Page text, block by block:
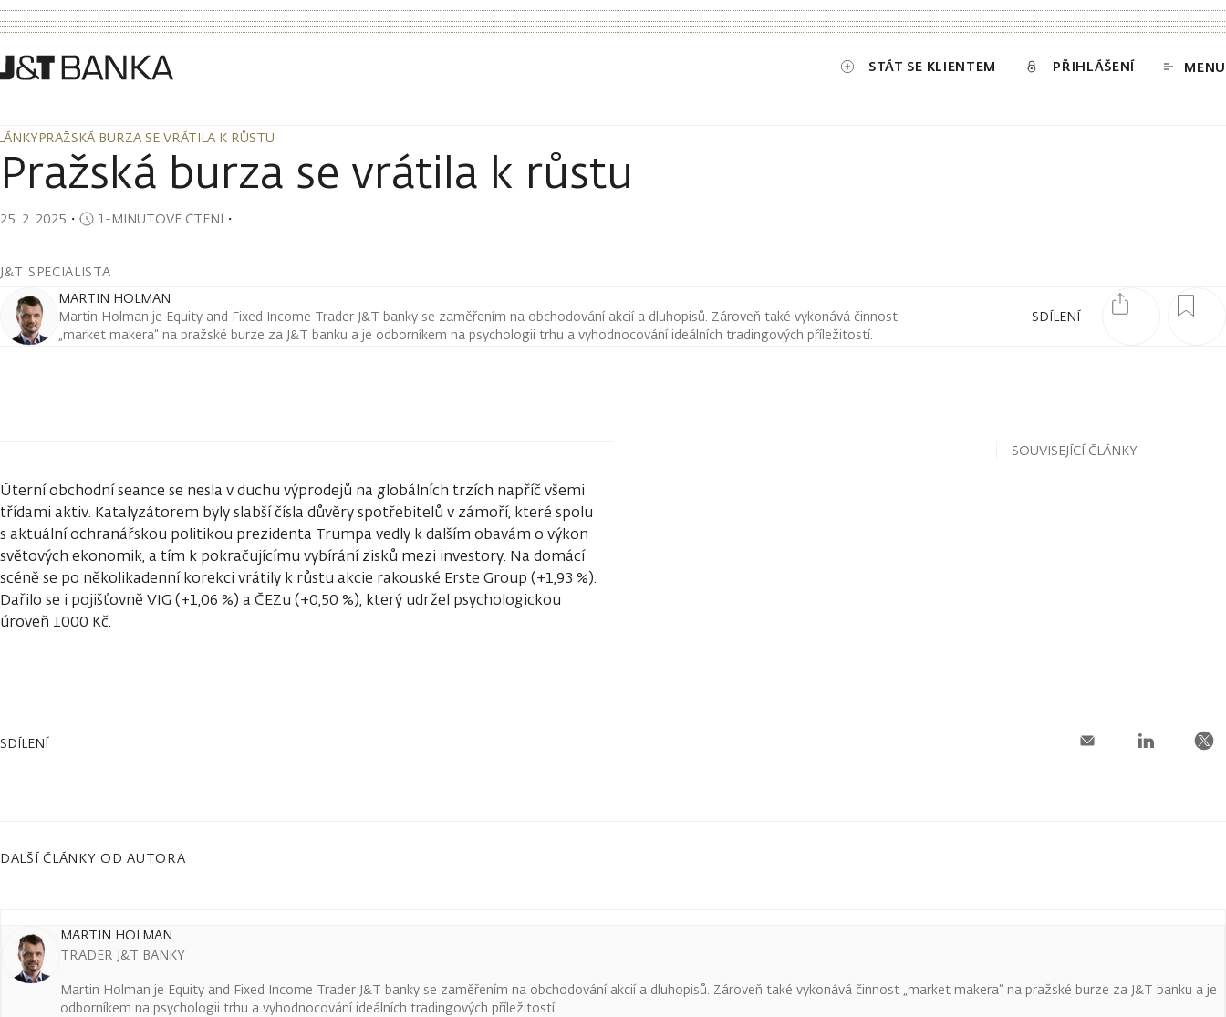
STÁT SE KLIENTEM PŘIHLÁŠENÍ MENU
PRAŽSKÁ BURZA SE VRÁTILA K RŮSTU
PRAŽSKÁ BURZA SE VRÁTILA K RŮSTU
Pražská burza se vrátila k růstu
25. 2. 2025 ・ 1-MINUTOVÉ ČTENÍ・
J&T SPECIALISTA
SDÍLENÍ
MARTIN HOLMAN
Martin Holman je Equity and Fixed Income Trader J&T banky se zaměřením na obchodování akcií a dluhopisů. Zároveň také vykonává činnost
„market makera“ na pražské burze za J&T banku a je odborníkem na psychologii trhu a vyhodnocování ideálních tradingových příležitostí.
Úterní obchodní seance se nesla v duchu výprodejů na globálních trzích napříč všemi
třídami aktiv. Katalyzátorem byly slabší čísla důvěry spotřebitelů v zámoří, které spolu
s aktuální ochranářskou politikou prezidenta Trumpa vedly k dalším obavám o výkon
světových ekonomik, a tím k pokračujícímu vybírání zisků mezi investory. Na domácí
scéně se po několikadenní korekci vrátily k růstu akcie rakouské Erste Group (+1,93 %).
Dařilo se i pojišťovně VIG (+1,06 %) a ČEZu (+0,50 %), který udržel psychologickou
úroveň 1000 Kč.
SOUVISEJÍCÍ ČLÁNKY
SDÍLENÍ
DALŠÍ ČLÁNKY OD AUTORA
MARTIN HOLMAN
TRADER J&T BANKY
Martin Holman je Equity and Fixed Income Trader J&T banky se zaměřením na obchodování akcií a dluhopisů. Zároveň také vykonává činnost „market makera“ na pražské burze za J&T banku a je
odborníkem na psychologii trhu a vyhodnocování ideálních tradingových příležitostí.